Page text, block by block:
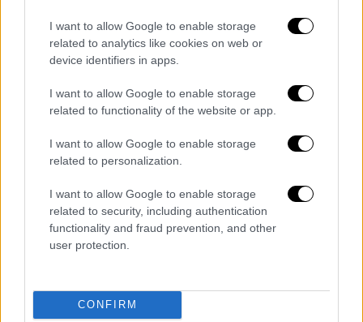
I want to allow Google to enable storage
related to analytics like cookies on web or
device identifiers in apps.
I want to allow Google to enable storage
related to functionality of the website or app.
I want to allow Google to enable storage
related to personalization.
I want to allow Google to enable storage
related to security, including authentication
functionality and fraud prevention, and other
user protection.
CONFIRM
vida en Chinácota, Norte de
Santander, tras lanzarse de un
tobogán en una atracción turística.
Según los…
pic.twitter.com/3nMvUHwbtO
— EL INFORMÁNTE CÓRDOBA 👁️🕵🏼‍♂️
(@elinformanteCor)March 7, 2026
Σύμφωνα με τις πρώτες πληροφορίες να
κάνουν λόγο ηπτώση της 28χρονης από
αποτέλεσμα να υποστεί σοβαρά τραύματα
κεφάλι, την κοιλιά και το στήθος